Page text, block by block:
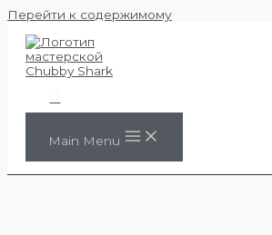
Перейти к содержимому
Main Menu